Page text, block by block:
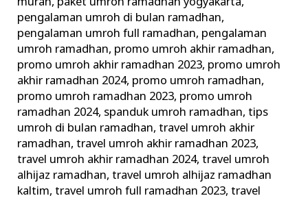
pengalaman umroh di bulan ramadhan,
pengalaman umroh full ramadhan, pengalaman
umroh ramadhan, promo umroh akhir ramadhan,
promo umroh akhir ramadhan 2023, promo umroh
akhir ramadhan 2024, promo umroh ramadhan,
promo umroh ramadhan 2023, promo umroh
ramadhan 2024, spanduk umroh ramadhan,tips
umroh di bulan ramadhan,travel umroh akhir
ramadhan,travel umroh akhir ramadhan 2023,
travel umroh akhir ramadhan 2024,travel umroh
alhijaz ramadhan,travel umroh alhijaz ramadhan
kaltim,travel umroh full ramadhan 2023,travel